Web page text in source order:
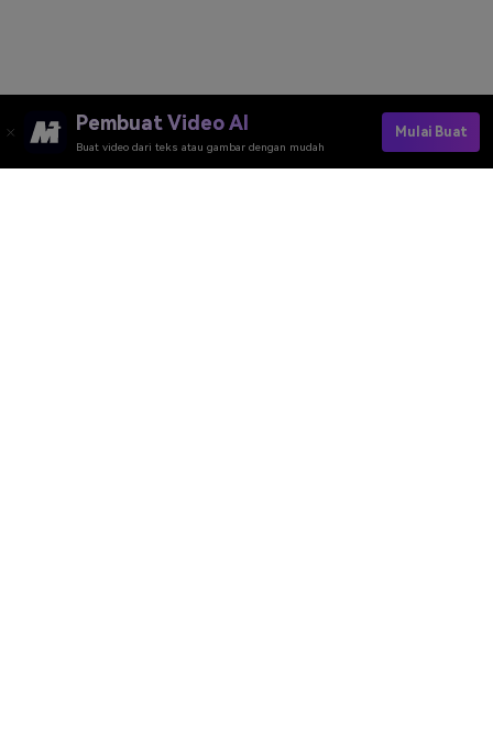
Pembuat Video AI
Buat video dari teks atau gambar dengan mudah
Mulai Buat